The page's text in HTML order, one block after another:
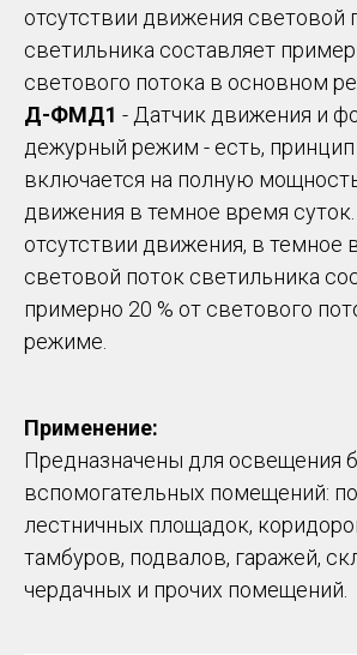
отсутствии движения световой
светильника составляет
светового потока в основном
Д-ФМД1 - Датчик движения и
дежурный режим - есть, принцип
включается на полную
движения в темное время
отсутствии движения, в темное
световой поток светильника
примерно 20 % от светового
режиме.
Применение:
Предназначены для освещения
вспомогательных помещений:
лестничных площадок,
тамбуров, подвалов, гаражей,
чердачных и прочих помещений.